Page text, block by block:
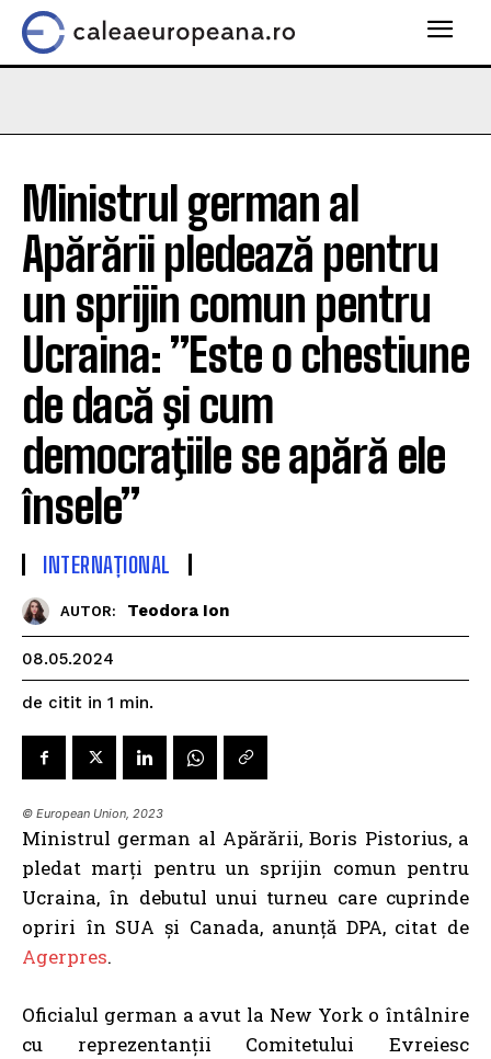
Ministrul german al
Apărării pledează pentru
un sprijin comun pentru
Ucraina: ”Este o chestiune
de dacă şi cum
democraţiile se apără ele
însele”
INTERNAȚIONAL
AUTOR: Teodora Ion
08.05.2024
de citit in 1 min.
© European Union, 2023
Ministrul german al Apărării, Boris Pistorius, a
pledat marți pentru un sprijin comun pentru
Ucraina, în debutul unui turneu care cuprinde
opriri în SUA și Canada, anunță DPA, citat de
Agerpres.
Oficialul german a avut la New York o întâlnire
cu reprezentanții Comitetului Evreiesc